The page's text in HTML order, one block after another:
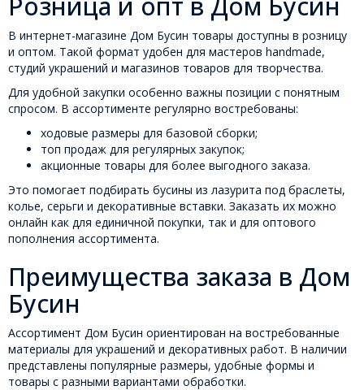
В интернет-магазине Дом Бусин товары доступны в розницу
и оптом. Такой формат удобен для мастеров handmade,
студий украшений и магазинов товаров для творчества.
Для удобной закупки особенно важны позиции с понятным
спросом. В ассортименте регулярно востребованы:
ходовые размеры для базовой сборки;
топ продаж для регулярных закупок;
акционные товары для более выгодного заказа.
Это помогает подбирать бусины из лазурита под браслеты,
колье, серьги и декоративные вставки. Заказать их можно
онлайн как для единичной покупки, так и для оптового
пополнения ассортимента.
Преимущества заказа в Дом
Бусин
Ассортимент Дом Бусин ориентирован на востребованные
материалы для украшений и декоративных работ. В наличии
представлены популярные размеры, удобные формы и
товары с разными вариантами обработки.